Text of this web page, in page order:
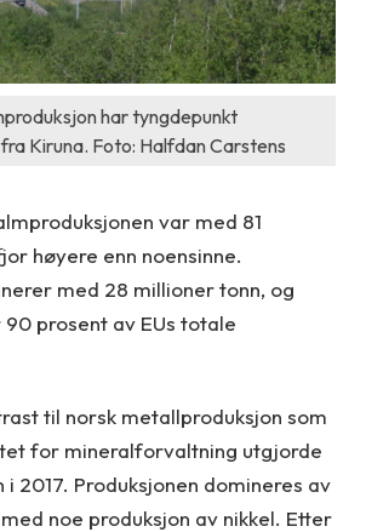
har tyngdepunkt
Kiruna. Foto: Halfdan Carstens
var med 81
høyere enn noensinne.
med 28 millioner tonn, og
prosent av EUs totale
til norsk metallproduksjon som
for mineralforvaltning utgjorde
2017. Produksjonen domineres av
noe produksjon av nikkel. Etter